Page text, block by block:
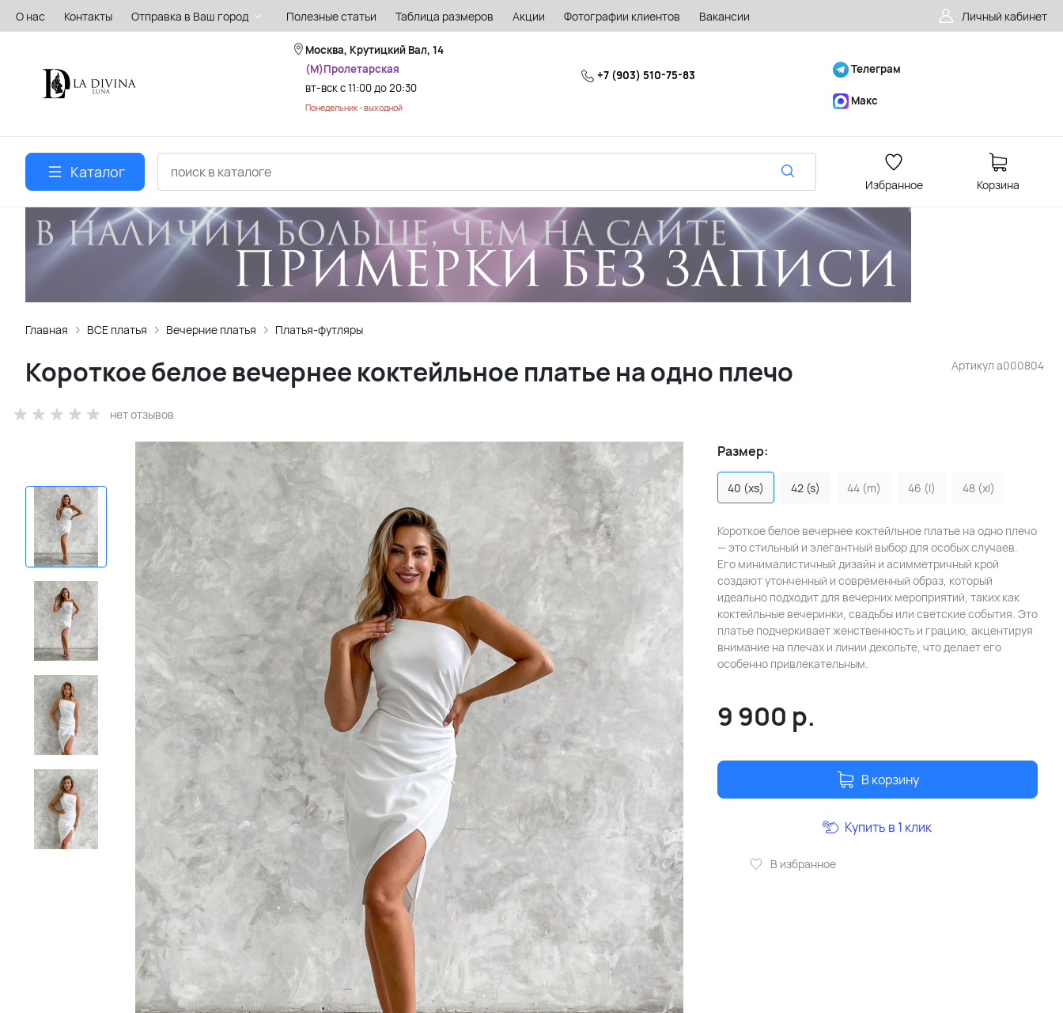
О нас Контакты Отправка в Ваш город Полезные статьи Таблица размеров Акции Фотографии клиентов Вакансии Личный кабинет
Москва, Крутицкий Вал, 14
(М)Пролетарская
вт-вск с 11:00 до 20:30
Понедельник - выходной
+7 (903) 510-75-83 Телеграм
Макс
Каталог
Избранное Корзина
Главная ВСЕ платья Вечерние платья Платья-футляры
Артикул a000804
Короткое белое вечернее коктейльное платье на одно плечо
нет отзывов
Размер:
40 (xs) 42 (s) 44 (m) 46 (l) 48 (xl)
Короткое белое вечернее коктейльное платье на одно плечо
— это стильный и элегантный выбор для особых случаев.
Его минималистичный дизайн и асимметричный крой
создают утонченный и современный образ, который
идеально подходит для вечерних мероприятий, таких как
коктейльные вечеринки, свадьбы или светские события. Это
платье подчеркивает женственность и грацию, акцентируя
внимание на плечах и линии декольте, что делает его
особенно привлекательным.
9 900 р.
В корзину
В избранное
Купить в 1 клик